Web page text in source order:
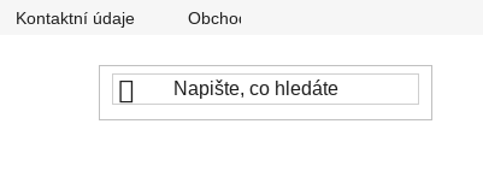
Kontaktní údaje Obchodní podmínky